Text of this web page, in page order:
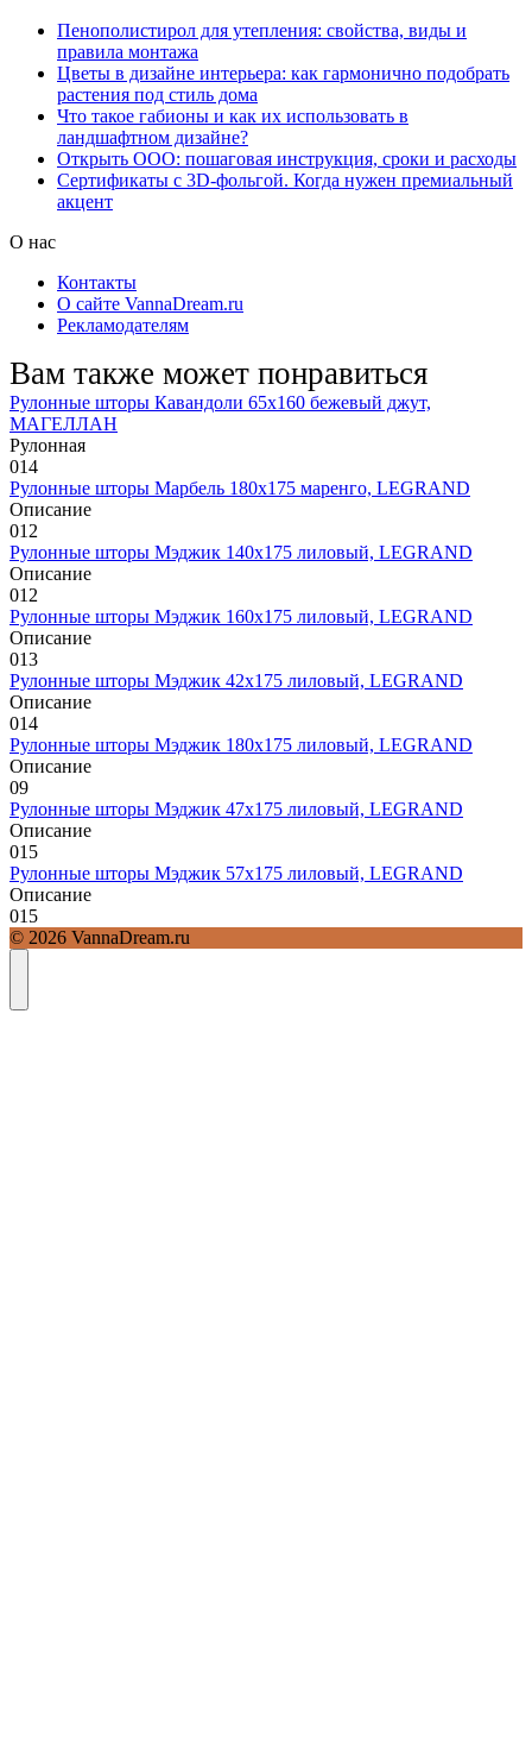
Пенополистирол для утепления: свойства, виды и
правила монтажа
Цветы в дизайне интерьера: как гармонично подобрать
растения под стиль дома
Что такое габионы и как их использовать в
ландшафтном дизайне?
Открыть ООО: пошаговая инструкция, сроки и расходы
Сертификаты с 3D-фольгой. Когда нужен премиальный
акцент
О нас
Контакты
О сайте VannaDream.ru
Рекламодателям
Вам также может понравиться
Рулонные шторы Кавандоли 65х160 бежевый джут,
МАГЕЛЛАН
Рулонная
014
Рулонные шторы Марбель 180х175 маренго, LEGRAND
Описание
012
Рулонные шторы Мэджик 140х175 лиловый, LEGRAND
Описание
012
Рулонные шторы Мэджик 160х175 лиловый, LEGRAND
Описание
013
Рулонные шторы Мэджик 42х175 лиловый, LEGRAND
Описание
014
Рулонные шторы Мэджик 180х175 лиловый, LEGRAND
Описание
09
Рулонные шторы Мэджик 47х175 лиловый, LEGRAND
Описание
015
Рулонные шторы Мэджик 57х175 лиловый, LEGRAND
Описание
015
© 2026 VannaDream.ru